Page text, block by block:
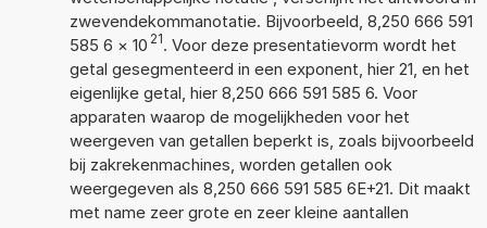
zwevendekommanotatie. Bijvoorbeeld, 8,250 666 591
585 6 × 10 21. Voor deze presentatievorm wordt het
getal gesegmenteerd in een exponent, hier 21, en het
eigenlijke getal, hier 8,250 666 591 585 6. Voor
apparaten waarop de mogelijkheden voor het
weergeven van getallen beperkt is, zoals bijvoorbeeld
bij zakrekenmachines, worden getallen ook
weergegeven als 8,250 666 591 585 6E+21. Dit maakt
met name zeer grote en zeer kleine aantallen